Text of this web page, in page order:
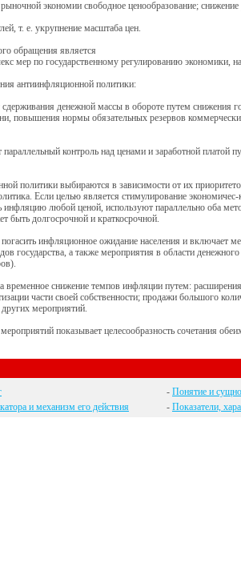
экономии свободное ценообразование;
т. е. укрупнение масштаба цен.
обращения является
мер по государственному регулированию экономики,
антиинфляционной политики:
денежной массы в обороте путем снижения
повышения нормы обязательных резервов
контроль над ценами и заработной платой
политики выбираются в зависимости от их
Если целью является стимулирование
инфляцию любой ценой, используют параллельно оба
быть долгосрочной и краткосрочной.
погасить инфляционное ожидание населения и включает
государства, а также мероприятия в области
временное снижение темпов инфляции путем:
части своей собственности; продажи большого
мероприятий.
показывает целесообразность сочетания
и механизм его действия
- Понятие и
- Показатели,